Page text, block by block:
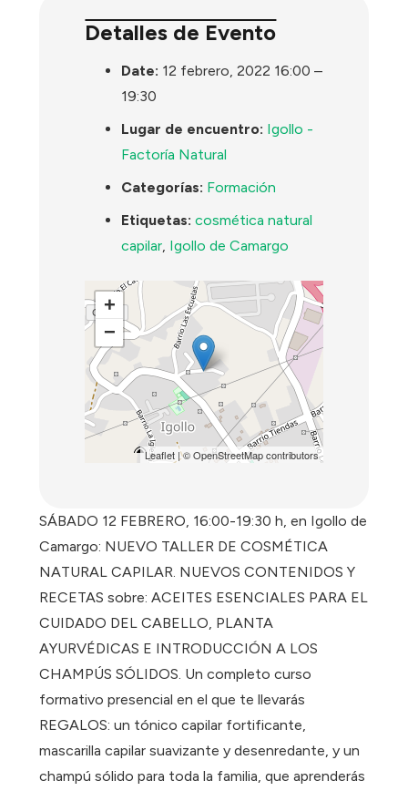
Detalles de Evento
Date: 12 febrero, 2022 16:00 –
19:30
Lugar de encuentro: Igollo -
Factoría Natural
Categorías: Formación
Etiquetas: cosmética natural
capilar, Igollo de Camargo
+
−
Leaflet| ©OpenStreetMapcontributors
SÁBADO 12 FEBRERO, 16:00-19:30 h, en Igollo de
Camargo: NUEVO TALLER DE COSMÉTICA
NATURAL CAPILAR. NUEVOS CONTENIDOS Y
RECETAS sobre: ACEITES ESENCIALES PARA EL
CUIDADO DEL CABELLO, PLANTA
AYURVÉDICAS E INTRODUCCIÓN A LOS
CHAMPÚS SÓLIDOS. Un completo curso
formativo presencial en el que te llevarás
REGALOS: un tónico capilar fortificante,
mascarilla capilar suavizante y desenredante, y un
champú sólido para toda la familia, que aprenderás